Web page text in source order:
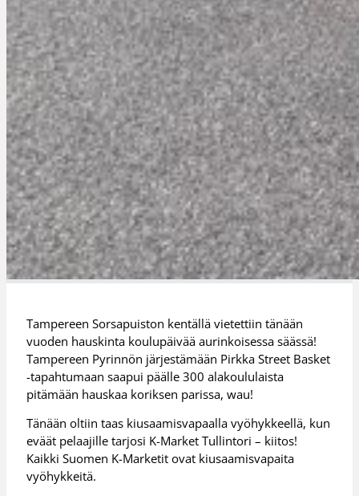
Tampereen Sorsapuiston kentällä vietettiin tänään
vuoden hauskinta koulupäivää aurinkoisessa säässä!
Tampereen Pyrinnön järjestämään Pirkka Street Basket
-tapahtumaan saapui päälle 300 alakoululaista
pitämään hauskaa koriksen parissa, wau!
Tänään oltiin taas kiusaamisvapaalla vyöhykkeellä, kun
eväät pelaajille tarjosi K-Market Tullintori – kiitos!
Kaikki Suomen K-Marketit ovat kiusaamisvapaita
vyöhykkeitä.